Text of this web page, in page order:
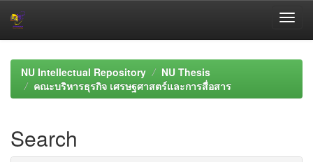
navigationNU Intellectual Repository
NU Thesis
คณะบริหารธุรกิจ เศรษฐศาสตร์และการสื่อสาร
Search